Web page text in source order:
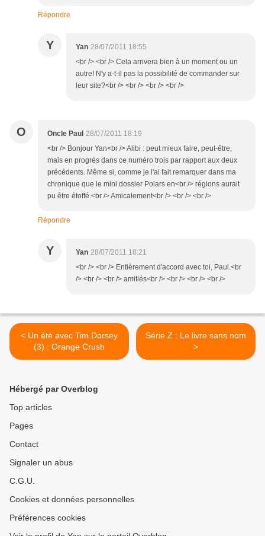
Répondre
Y Yan 28/07/2011 18:55
<br /> <br /> Cela arrivera bien à un moment ou un
autre! N'y a-t-il pas la possibilité de commander sur
leur site?<br /> <br /> <br /> <br />
O Oncle Paul 28/07/2011 18:19
<br /> Bonjour Yan<br /> Alibi : peut mieux faire, peut-être,
mais en progrès dans ce numéro trois par rapport aux deux
précédents. Même si, comme je l'ai fait remarquer dans ma
chronique que le mini dossier Polars en<br /> régions aurait
pu être étoffé.<br /> Amicalement<br /> <br /> <br />
Répondre
Y Yan 28/07/2011 18:21
<br /> <br /> Entièrement d'accord avec toi, Paul.<br
/> <br /> <br /> amitiés<br /> <br /> <br /> <br />
< Un été avec Tim Dorsey
(3) : Orange Crush
Série Z : Le livre sans nom
>
Hébergé par Overblog
Top articles
Pages
Contact
Signaler un abus
C.G.U.
Cookies et données personnelles
Préférences cookies